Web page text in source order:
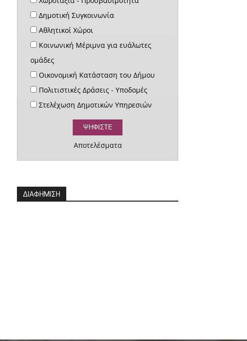
Δημοτική Συγκοινωνία
Αθλητικοί Χώροι
Κοινωνική Μέριμνα για ευάλωτες
ομάδες
Οικονομική Κατάσταση του Δήμου
Πολιτιστικές Δράσεις - Υποδομές
Στελέχωση Δημοτικών Υπηρεσιών
Αποτελέσματα
ΔΙΑΦΗΜΙΣΗ